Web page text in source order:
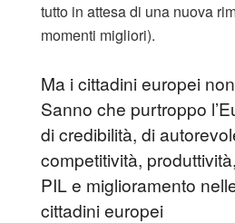
tutto in attesa di una nuova
momenti migliori).
Ma i cittadini europei
Sanno che purtroppo
di credibilità, di
competitività,
PIL e miglioramento
cittadini europei